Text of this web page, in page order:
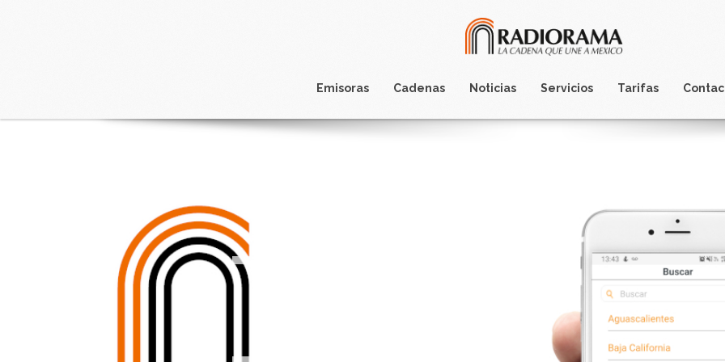
Emisoras Cadenas Noticias Servicios Tarifas